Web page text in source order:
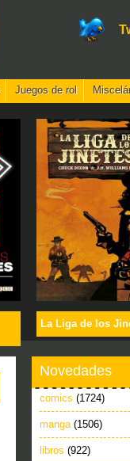
Juegos de rol
La Liga de los
Novedades
comics (1724)
manga (1506)
libros (922)